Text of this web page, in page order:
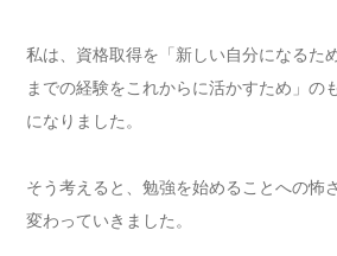
私は、資格取得を「新しい自分になるた
までの経験をこれからに活かすため」の
になりました。
そう考えると、勉強を始めることへの怖
変わっていきました。